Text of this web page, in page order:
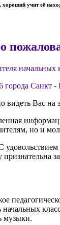
хороший учит её
начальных
Санкт -
видеть Вас на
но и
признательна
музыки.